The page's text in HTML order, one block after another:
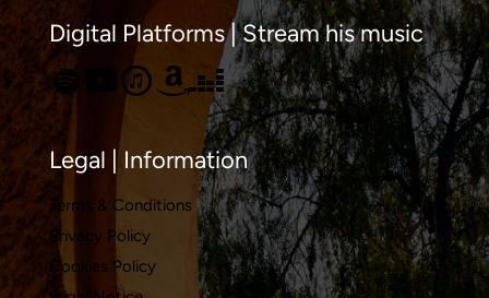
de
Víctor
Digital Platforms | Stream his music
Legal | Information
Terms & Conditions
Privacy Policy
Cookies Policy